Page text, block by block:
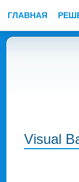
Visual
ГЛАВНАЯ